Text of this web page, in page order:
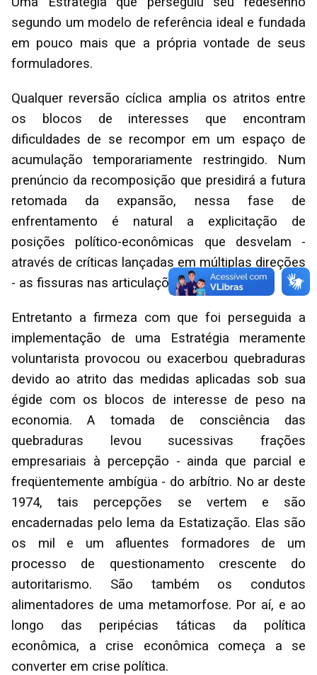
segundo um modelo de referência ideal e fundada
em pouco mais que a própria vontade de seus
formuladores.
Qualquer reversão cíclica amplia os atritos entre
os blocos de interesses que encontram
dificuldades de se recompor em um espaço de
acumulação temporariamente restringido. Num
prenúncio da recomposição que presidirá a futura
retomada da expansão, nessa fase de
enfrentamento é natural a explicitação de
posições político-econômicas que desvelam -
através de críticas lançadas em múltiplas direções
- as fissuras nas articulações.
Entretanto a firmeza com que foi perseguida a
implementação de uma Estratégia meramente
voluntarista provocou ou exacerbou quebraduras
devido ao atrito das medidas aplicadas sob sua
égide com os blocos de interesse de peso na
economia. A tomada de consciência das
quebraduras levou sucessivas frações
empresariais à percepção - ainda que parcial e
freqüentemente ambígüa - do arbítrio. No ar deste
1974, tais percepções se vertem e são
encadernadas pelo lema da Estatização. Elas são
os mil e um afluentes formadores de um
processo de questionamento crescente do
autoritarismo. São também os condutos
alimentadores de uma metamorfose. Por aí, e ao
longo das peripécias táticas da política
econômica, a crise econômica começa a se
converter em crise política.